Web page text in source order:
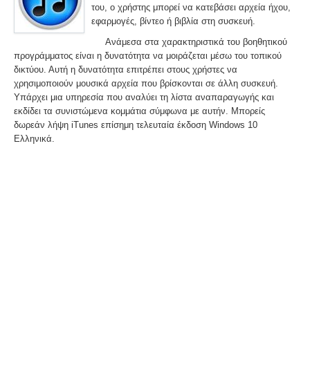
του, ο χρήστης μπορεί να κατεβάσει αρχεία ήχου,
εφαρμογές, βίντεο ή βιβλία στη συσκευή.
Ανάμεσα στα χαρακτηριστικά του βοηθητικού
προγράμματος είναι η δυνατότητα να μοιράζεται μέσω του τοπικού
δικτύου. Αυτή η δυνατότητα επιτρέπει στους χρήστες να
χρησιμοποιούν μουσικά αρχεία που βρίσκονται σε άλλη συσκευή.
Υπάρχει μια υπηρεσία που αναλύει τη λίστα αναπαραγωγής και
εκδίδει τα συνιστώμενα κομμάτια σύμφωνα με αυτήν. Μπορείς
δωρεάν λήψη iTunes επίσημη τελευταία έκδοση Windows 10
Ελληνικά.